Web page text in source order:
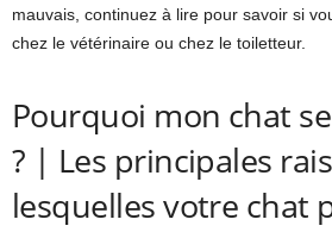
mauvais, continuez à lire pour savoir si
chez le vétérinaire ou chez le toiletteur.
Pourquoi mon chat
? | Les principales
lesquelles votre chat